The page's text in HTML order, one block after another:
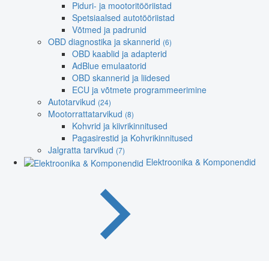
Piduri- ja mootoritööriistad
Spetsiaalsed autotööriistad
Võtmed ja padrunid
OBD diagnostika ja skannerid (6)
OBD kaablid ja adapterid
AdBlue emulaatorid
OBD skannerid ja liidesed
ECU ja võtmete programmeerimine
Autotarvikud (24)
Mootorrattatarvikud (8)
Kohvrid ja kiivrikinnitused
Pagasirestid ja Kohvrikinnitused
Jalgratta tarvikud (7)
Elektroonika & Komponendid